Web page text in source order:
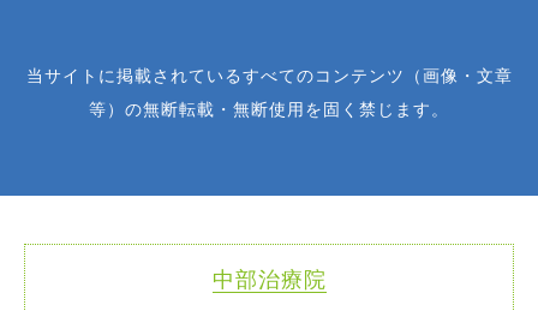
当サイトに掲載されているすべてのコンテンツ（画像・文章
等）の無断転載・無断使用を固く禁じます。
中部治療院